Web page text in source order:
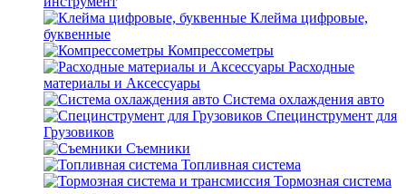
Клейма цифровые,
буквенные
Компрессометры
Расходные
материалы и Аксессуары
Система охлаждения авто
Специнструмент для
Грузовиков
Съемники
Топливная система
Тормозная система